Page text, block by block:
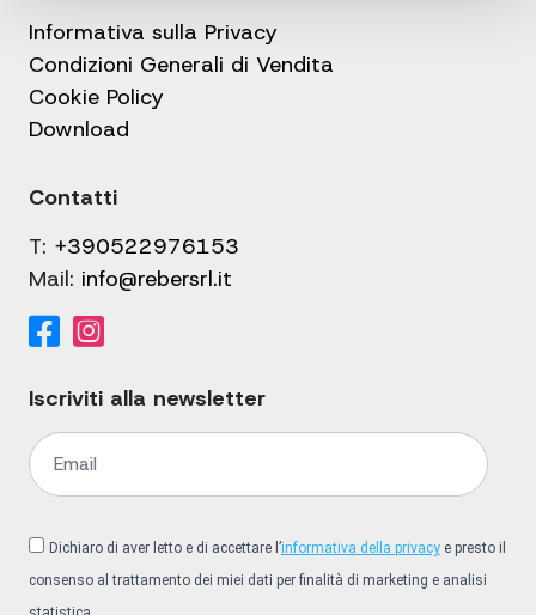
Informativa sulla Privacy
Condizioni Generali di Vendita
Cookie Policy
Download
Contatti
T: +390522976153
Mail: info@rebersrl.it
Iscriviti alla newsletter
Dichiaro di aver letto e di accettare l’informativa della privacy e presto il
consenso al trattamento dei miei dati per finalità di marketing e analisi